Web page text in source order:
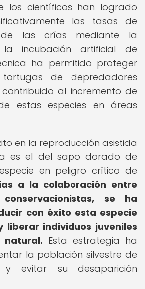
los científicos han logrado
las tasas de
de las crías mediante la
la incubación artificial de
ha permitido proteger
de depredadores
al incremento de
estas especies en áreas
en la reproducción asistida
es el del sapo dorado de
en peligro crítico de
a la colaboración entre
se ha
con éxito esta especie
liberar individuos juveniles
Esta estrategia ha
la población silvestre de
y evitar su desaparición